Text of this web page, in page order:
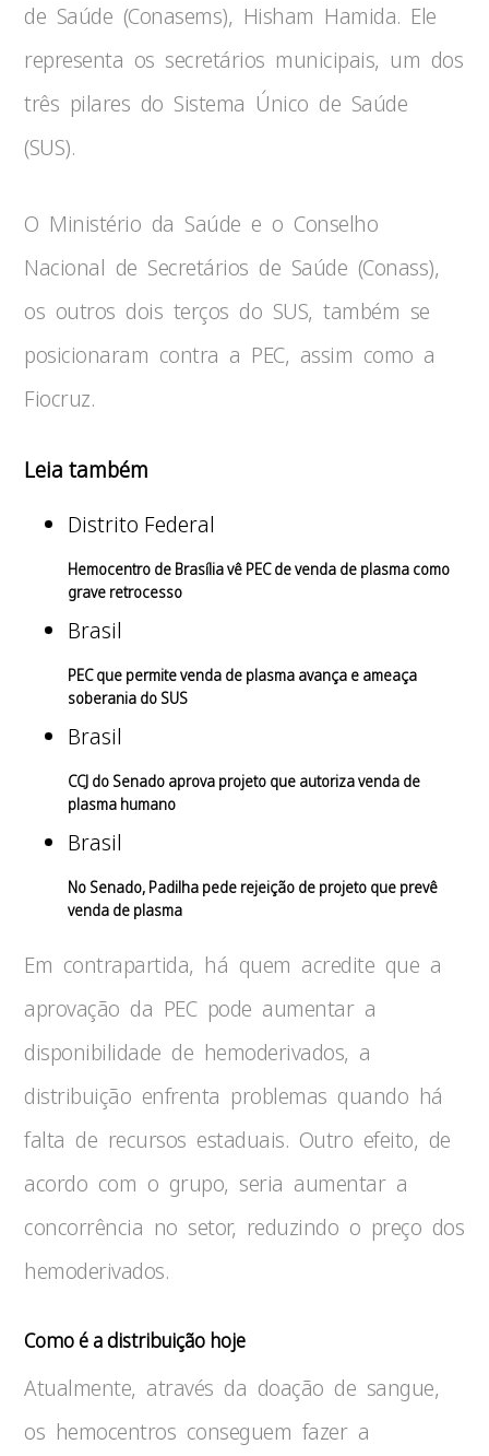
de Saúde (Conasems), Hisham Hamida. Ele
representa os secretários municipais, um dos
três pilares do Sistema Único de Saúde
(SUS).
O Ministério da Saúde e o Conselho
Nacional de Secretários de Saúde (Conass),
os outros dois terços do SUS, também se
posicionaram contra a PEC, assim como a
Fiocruz.
Leia também
Distrito Federal
Hemocentro de Brasília vê PEC de venda de plasma como
grave retrocesso
Brasil
PEC que permite venda de plasma avança e ameaça
soberania do SUS
Brasil
CCJ do Senado aprova projeto que autoriza venda de
plasma humano
Brasil
No Senado, Padilha pede rejeição de projeto que prevê
venda de plasma
Em contrapartida, há quem acredite que a
aprovação da PEC pode aumentar a
disponibilidade de hemoderivados, a
distribuição enfrenta problemas quando há
falta de recursos estaduais. Outro efeito, de
acordo com o grupo, seria aumentar a
concorrência no setor, reduzindo o preço dos
hemoderivados.
Como é a distribuição hoje
Atualmente, através da doação de sangue,
os hemocentros conseguem fazer a